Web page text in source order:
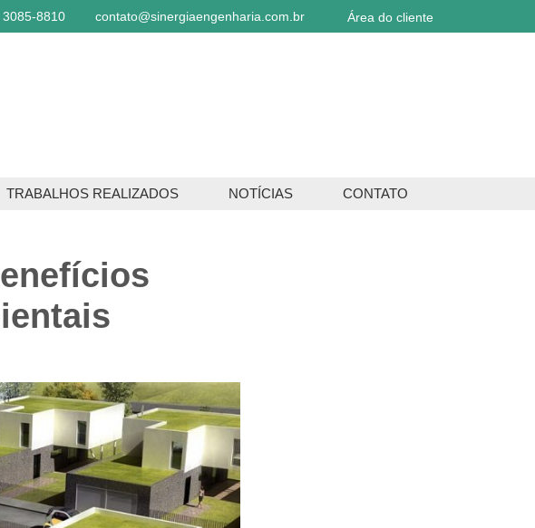
3085-8810 contato@sinergiaengenharia.com.br Área do cliente
TRABALHOS REALIZADOS NOTÍCIAS CONTATO